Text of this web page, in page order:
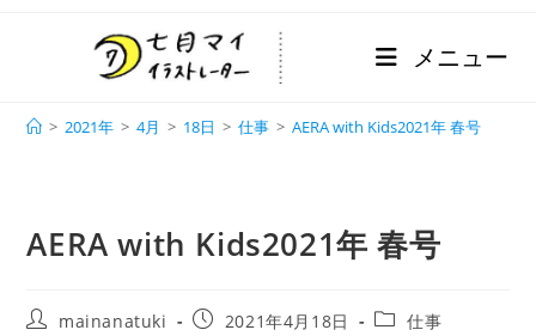
メニュー
> 2021年 > 4月 > 18日 > 仕事 > AERA with Kids2021年 春号
AERA with Kids2021年 春号
mainanatuki 2021年4月18日 仕事